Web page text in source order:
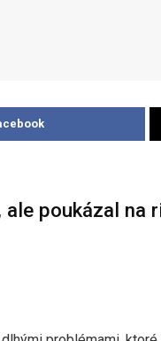
poukázal na